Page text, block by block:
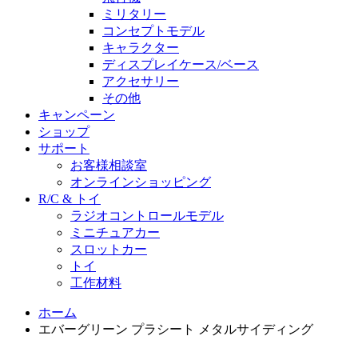
ミリタリー
コンセプトモデル
キャラクター
ディスプレイケース/ベース
アクセサリー
その他
キャンペーン
ショップ
サポート
お客様相談室
オンラインショッピング
R/C & トイ
ラジオコントロールモデル
ミニチュアカー
スロットカー
トイ
工作材料
ホーム
エバーグリーン プラシート メタルサイディング